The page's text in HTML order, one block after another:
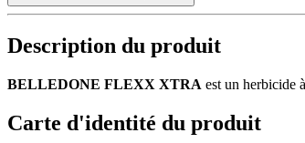
Description du produit
BELLEDONE FLEXX XTRA est un herbicide
Carte d'identité du produit